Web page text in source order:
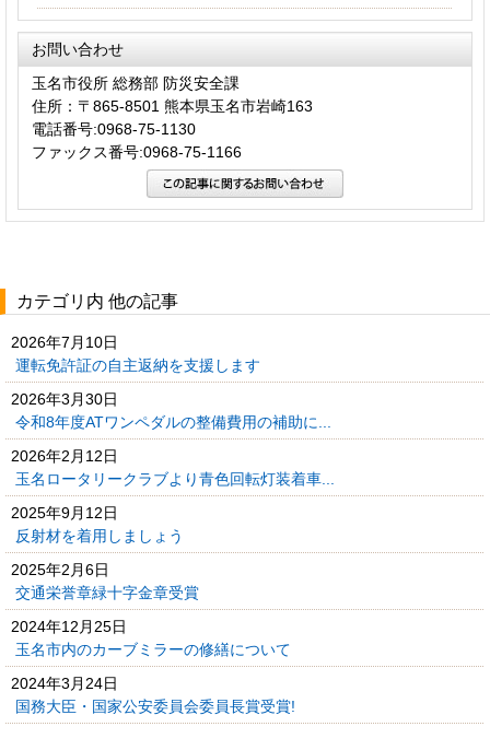
お問い合わせ
玉名市役所 総務部 防災安全課
住所：〒865-8501 熊本県玉名市岩崎163
電話番号:0968-75-1130
ファックス番号:0968-75-1166
カテゴリ内 他の記事
2026年7月10日
運転免許証の自主返納を支援します
2026年3月30日
令和8年度ATワンペダルの整備費用の補助に...
2026年2月12日
玉名ロータリークラブより青色回転灯装着車...
2025年9月12日
反射材を着用しましょう
2025年2月6日
交通栄誉章緑十字金章受賞
2024年12月25日
玉名市内のカーブミラーの修繕について
2024年3月24日
国務大臣・国家公安委員会委員長賞受賞!